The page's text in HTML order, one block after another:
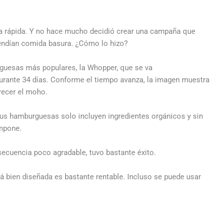
Y no hace mucho decidió crear una campaña que
comida basura. ¿Cómo lo hizo?
más populares, la Whopper, que se va
34 días. Conforme el tiempo avanza, la imagen muestra
el moho.
hamburguesas solo incluyen ingredientes orgánicos y sin
poco agradable, tuvo bastante éxito.
diseñada es bastante rentable. Incluso se puede usar